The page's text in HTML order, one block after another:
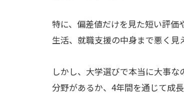
特に、偏差値だけを見た短い評価
生活、就職支援の中身まで悪く見
しかし、大学選びで本当に大事
分野があるか、4年間を通じて成